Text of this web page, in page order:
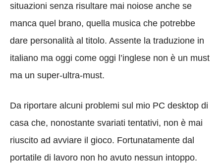
situazioni senza risultare mai noiose anche se
manca quel brano, quella musica che potrebbe
dare personalità al titolo. Assente la traduzione in
italiano ma oggi come oggi l’inglese non è un must
ma un super-ultra-must.
Da riportare alcuni problemi sul mio PC desktop di
casa che, nonostante svariati tentativi, non è mai
riuscito ad avviare il gioco. Fortunatamente dal
portatile di lavoro non ho avuto nessun intoppo.